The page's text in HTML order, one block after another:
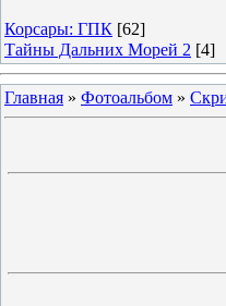
Корсары: ГПК [62]
Тайны Дальних Морей 2 [4]
Главная » Фотоальбом »